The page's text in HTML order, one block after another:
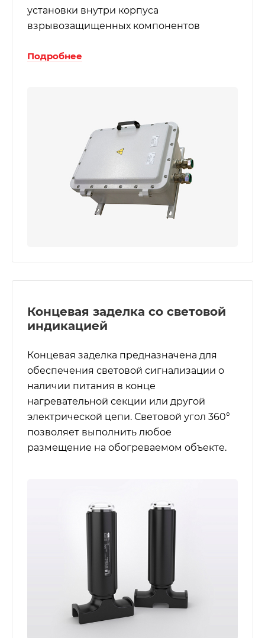
установки внутри корпуса
взрывозащищенных компонентов
Подробнее
Концевая заделка со световой
индикацией
Концевая заделка предназначена для
обеспечения световой сигнализации о
наличии питания в конце
нагревательной секции или другой
электрической цепи. Световой угол 360°
позволяет выполнить любое
размещение на обогреваемом объекте.